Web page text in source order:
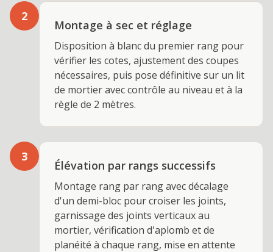
2
Montage à sec et réglage
Disposition à blanc du premier rang pour
vérifier les cotes, ajustement des coupes
nécessaires, puis pose définitive sur un lit
de mortier avec contrôle au niveau et à la
règle de 2 mètres.
3
Élévation par rangs successifs
Montage rang par rang avec décalage
d'un demi-bloc pour croiser les joints,
garnissage des joints verticaux au
mortier, vérification d'aplomb et de
planéité à chaque rang, mise en attente